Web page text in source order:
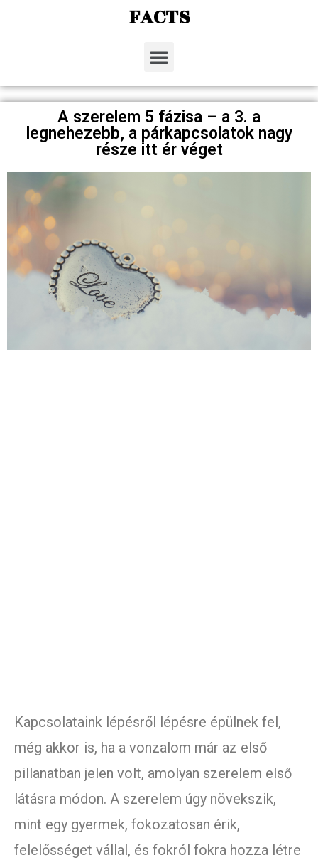
FACTS
A szerelem 5 fázisa – a 3. a
legnehezebb, a párkapcsolatok nagy
része itt ér véget
Kapcsolataink lépésről lépésre épülnek fel,
még akkor is, ha a vonzalom már az első
pillanatban jelen volt, amolyan szerelem első
látásra módon. A szerelem úgy növekszik,
mint egy gyermek, fokozatosan érik,
felelősséget vállal, és fokról fokra hozza létre